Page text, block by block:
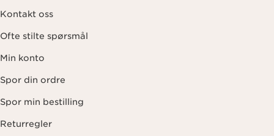
Kontakt oss
Ofte stilte spørsmål
Min konto
Spor din ordre
Spor min bestilling
Returregler